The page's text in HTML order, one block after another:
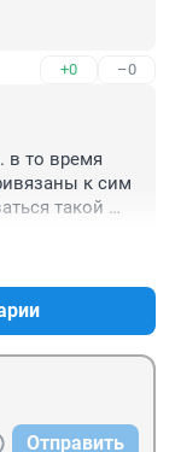
+0 –0
в то время
к сим
такой
его
тому назад
ситуация с
Отправить